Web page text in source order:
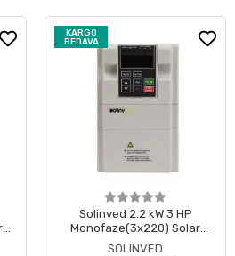
KARGO
BEDAVA
Solinved 2.2 kW 3 HP
Monofaze(3x220) Solar
Pompa Sürücü
SOLINVED